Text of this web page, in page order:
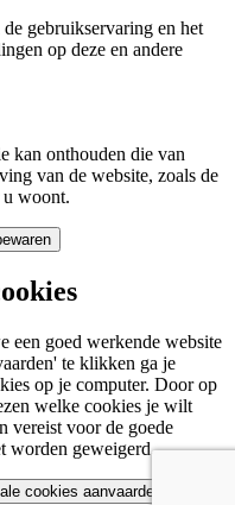
gebruikservaring en het
op deze en andere
kan onthouden die van
van de website, zoals de
woont.
een goed werkende website
te klikken ga je
op je computer. Door op
welke cookies je wilt
vereist voor de goede
worden geweigerd.
cookies aanvaarden